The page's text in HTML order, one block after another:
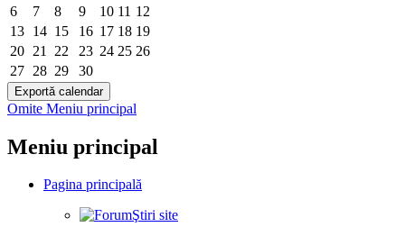
6
7 8 9 10 11 12
13 14 15 16 17 18 19
20 21 22 23 24 25 26
27 28 29 30
Omite Meniu principal
Meniu principal
Pagina principală
Ştiri site